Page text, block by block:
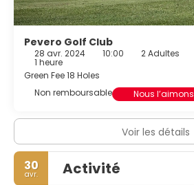
Pevero Golf Club
28 avr. 2024 10:00 2 Adultes
1 heure
Green Fee 18 Holes
Non remboursable
Nous l’aimons
Voir les détails
30
avr. Activité